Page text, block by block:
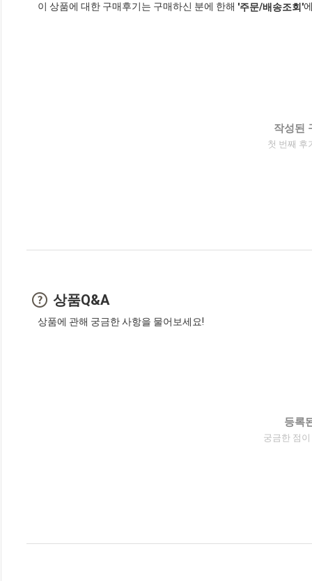
이 상품에 대한 구매후기는 구매하신 분에 한해 '주문/배송조회'
작성된
첫 번째 후
상품Q&A
상품에 관해 궁금한 사항을 물어보세요!
등록
궁금한 점